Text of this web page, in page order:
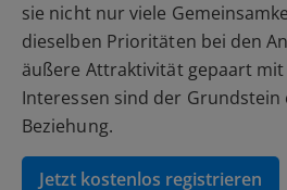
sie nicht nur viele
dieselben Prioritäten bei den
äußere Attraktivität gepaart mit
Interessen sind der
Beziehung.
Jetzt kostenlos registrieren